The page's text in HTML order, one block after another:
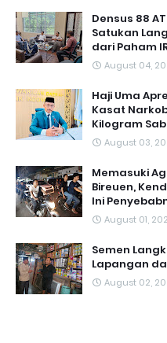
Densus 88
Satukan
dari Paham
August 04,
Haji Uma
Kasat
Kilogram
August 03,
Memasuki
Bireuen,
Ini
August 01,
Semen
Lapangan
August 02,